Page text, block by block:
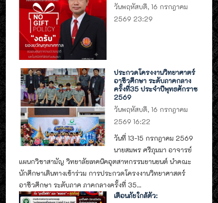
วันพฤหัสบดี, 16 กรกฎาคม
2569 23:29
ประกวดโครงงานวิทยาศาตร์
อาชีวศึกษา ระดับภาคกลาง
ครั้งที่35 ประจำปีพุทธศักราช
2569
วันพฤหัสบดี, 16 กรกฎาคม
2569 16:22
วันที่ 13-15 กรกฎาคม 2569
นายสมพร ศรีภุมมา อาจารย์
แผนกวิชาสามัญ วิทยาลัยเทคนิคอุตสาหกรรมยานยนต์ นำคณะ
นักศึกษาเดินทางเข้าร่วม การประกวดโครงงานวิทยาศาสตร์
อาชีวศึกษา ระดับภาค ภาคกลางครั้งที่ 35...
เตือนภัยใกล้ตัว: